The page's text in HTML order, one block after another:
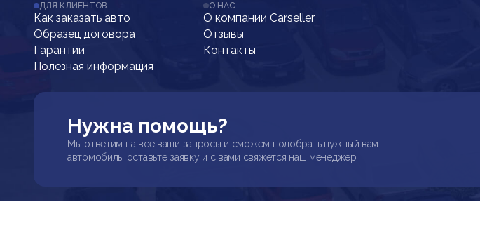
ДЛЯ КЛИЕНТОВ
Как заказать авто
Образец договора
Гарантии
Полезная информация
О НАС
О компании Carseller
Отзывы
Контакты
Нужна помощь?
Мы ответим на все ваши запросы и сможем подобрать нужный вам
автомобиль, оставьте заявку и с вами свяжется наш менеджер